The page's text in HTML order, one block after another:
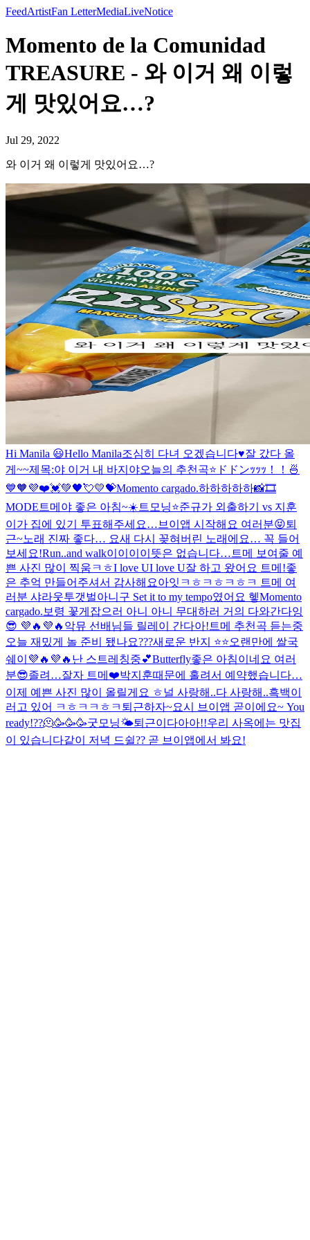
FeedArtistFan LetterMediaLiveNotice
Momento de la Comunidad
TREASURE - 와 이거 왜 이렇
게 맛있어요…?
Jul 29, 2022
와 이거 왜 이렇게 맛있어요…?
Hi Manila 😃Hello Manila조심히 다녀 오겠습니다♥️잘 갔다 올
게~~제목:야 이거 내 바지야오늘의 추천곡⭐️ ドドンｯｯｯ！！🍜
💙🧡💜❤️💓💚🖤💘💛💝Momento cargado.하하하하하📸🎞
MODE 트메야 좋은 아침~☀️ 트모닝⭐️준규가 외출하기 vs 지훈
이가 집에 있기 투표해주세요… 브이앱 시작해요 여러분😝퇴
근~노래 진짜 좋다… 요새 다시 꽂혀버린 노래에요… 꼭 들어
보세요!Run..and walk이이이이뜻은 없습니다… 트메 보여줄 예
쁜 사진 많이 찍움ㅋㅎI love UI love U잘 하고 왔어요 트메!좋
은 추억 만들어주셔서 감사해요아잇ㅋㅎㅋㅎㅋㅎㅋ 트메 여
러분 샤라웃투갯벌아니구 Set it to my tempo였어요 헿Momento
cargado. 보령 꽃게잡으러 아니 아니 무대하러 거의 다와간다잉
😎 💜🔥💜🔥 악뮤 선배님들 릴레이 간다아! 트메 추천곡 듣는중
오늘 재밌게 놀 준비 됐나요???새로운 반지 ⭐️⭐️오랜만에 쌀국
쉐이💜🔥💜🔥 난 스트레칭중💕Butterfly좋은 아침이네요 여러
분😎졸려…잘자 트메❤️박지훈때문에 홀려서 예약했습니다…
이제 예쁜 사진 많이 올릴게요 ㅎ 널 사랑해..다 사랑해..흑백이
러고 있어 ㅋㅎㅋㅋㅎㅋ 퇴근하자~요시 브이앱 곧이에요~ You
ready!??🫠🥳🥳🥳굿모닝🌤퇴근이다아아!!우리 사옥에는 맛집
이 있습니다같이 저녁 드쉴?? 곧 브이앱에서 봐요!